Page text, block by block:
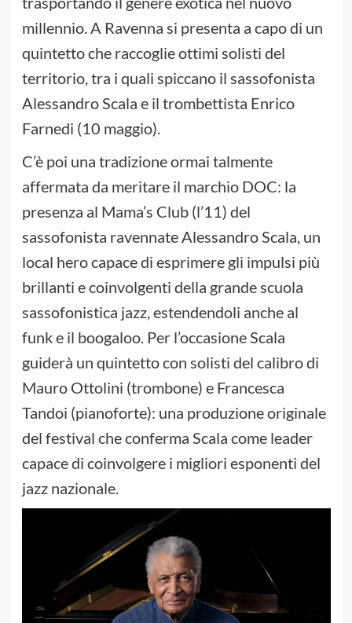
millennio. A Ravenna si presenta a capo di un
quintetto che raccoglie ottimi solisti del
territorio, tra i quali spiccano il sassofonista
Alessandro Scala e il trombettista Enrico
Farnedi (10 maggio).
C’è poi una tradizione ormai talmente
affermata da meritare il marchio DOC: la
presenza al Mama’s Club (l’11) del
sassofonista ravennate Alessandro Scala, un
local hero capace di esprimere gli impulsi più
brillanti e coinvolgenti della grande scuola
sassofonistica jazz, estendendoli anche al
funk e il boogaloo. Per l’occasione Scala
guiderà un quintetto con solisti del calibro di
Mauro Ottolini (trombone) e Francesca
Tandoi (pianoforte): una produzione originale
del festival che conferma Scala come leader
capace di coinvolgere i migliori esponenti del
jazz nazionale.